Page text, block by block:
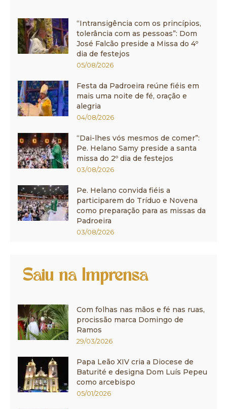
“Intransigência com os princípios,
tolerância com as pessoas”: Dom
José Falcão preside a Missa do 4º
dia de festejos
05/08/2026
Festa da Padroeira reúne fiéis em
mais uma noite de fé, oração e
alegria
04/08/2026
“Dai-lhes vós mesmos de comer”:
Pe. Helano Samy preside a santa
missa do 2º dia de festejos
03/08/2026
Pe. Helano convida fiéis a
participarem do Tríduo e Novena
como preparação para as missas da
Padroeira
03/08/2026
Saiu na Imprensa
Com folhas nas mãos e fé nas ruas,
procissão marca Domingo de
Ramos
29/03/2026
Papa Leão XIV cria a Diocese de
Baturité e designa Dom Luís Pepeu
como arcebispo
05/01/2026